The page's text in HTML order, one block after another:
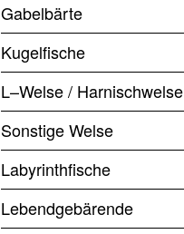
Gabelbärte
Kugelfische
L–Welse / Harnischwelse
Sonstige Welse
Labyrinthfische
Lebendgebärende